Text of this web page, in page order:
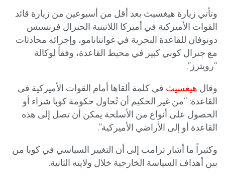
وتأتي زيارة هيغسيث بعد أقل ‌من أسبوعين ‌من زيارة قائد ​
القوات الأميركية ‌في ⁠أميركا ​اللاتينية الجنرال ⁠فرنسيس
دونوفان للقاعدة البحرية في غوانتانامو، وإجرائه محادثات
مع جنرال كوبي كبير في محيط القاعدة، وفقاً لوكالة
“رويترز”.
وقال هيغسيث في كلمة ألقاها أمام القوات الأميركية في
القاعدة: “من غير الحكيم أن تُحاول حكومة كوبا شراء أو
الحصول على أنواع من الأسلحة يمكن أن تصل إلى هذه
القاعدة أو إلى الأراضي الأميركية”.
وكثيراً ما أشار ترامب إلى أن التغيير السياسي في كوبا من
بين أهداف السياسة الخارجية ‌خلال ولايته الثانية.